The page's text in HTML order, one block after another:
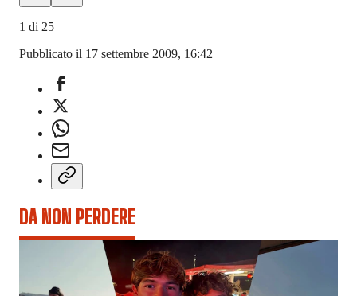
1 di 25
Pubblicato il 17 settembre 2009, 16:42
DA NON PERDERE